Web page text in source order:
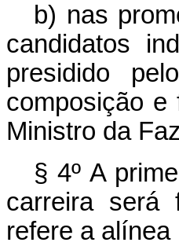
b) nas
candidatos
presidido
composição e
Ministro da
§ 4º A
carreira será
refere a alínea